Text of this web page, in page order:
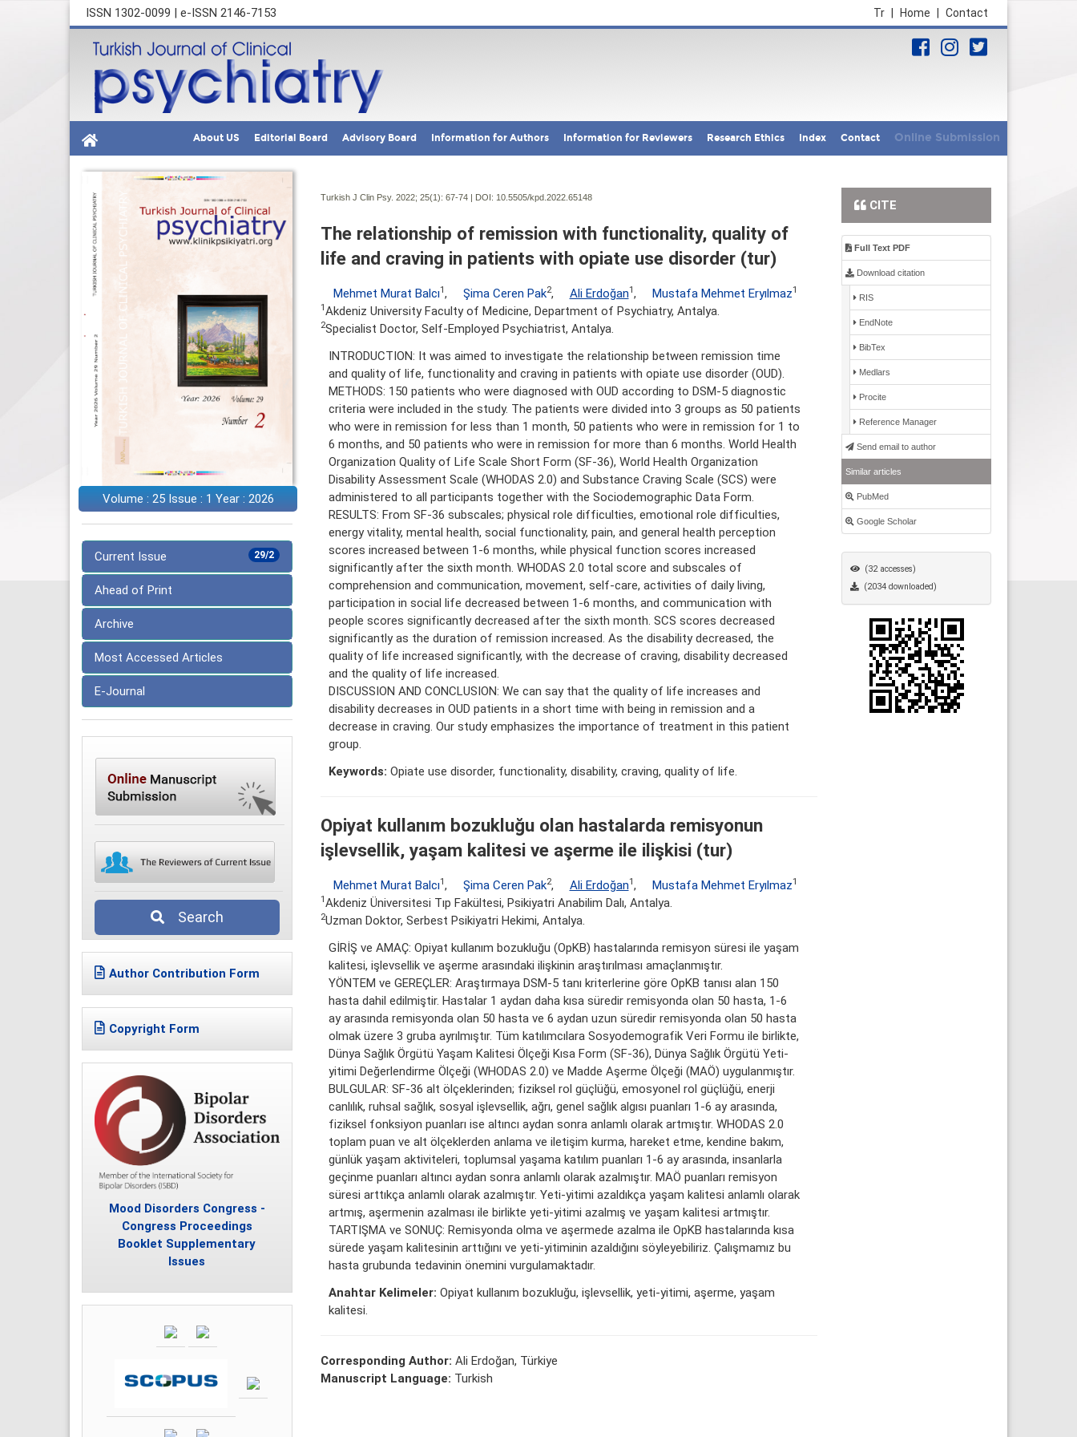
ISSN 1302-0099 | e-ISSN 2146-7153 Contact
Home
Tr
About US Editorial Board Advisory Board Information for Authors Information for Reviewers Research Ethics Index Contact Online Submission
Volume : 25 Issue : 1 Year : 2026
29/2
Current Issue
Ahead of Print
Archive
Most Accessed Articles
E-Journal
Search
Author Contribution Form
Copyright Form
Mood Disorders Congress -
Congress Proceedings
Booklet Supplementary
Issues
Turkish J Clin Psy. 2022; 25(1): 67-74 | DOI: 10.5505/kpd.2022.65148
The relationship of remission with functionality, quality of
life and craving in patients with opiate use disorder (tur)
Mehmet Murat Balcı1 , Şima Ceren Pak2, Ali Erdoğan1 , Mustafa Mehmet Eryılmaz1
1 Akdeniz University Faculty of Medicine, Department of Psychiatry, Antalya.
2Specialist Doctor, Self-Employed Psychiatrist, Antalya.
INTRODUCTION: It was aimed to investigate the relationship between remission time
and quality of life, functionality and craving in patients with opiate use disorder (OUD).
METHODS: 150 patients who were diagnosed with OUD according to DSM-5 diagnostic
criteria were included in the study. The patients were divided into 3 groups as 50 patients
who were in remission for less than 1 month, 50 patients who were in remission for 1 to
6 months, and 50 patients who were in remission for more than 6 months. World Health
Organization Quality of Life Scale Short Form (SF-36), World Health Organization
Disability Assessment Scale (WHODAS 2.0) and Substance Craving Scale (SCS) were
administered to all participants together with the Sociodemographic Data Form.
RESULTS: From SF-36 subscales; physical role difficulties, emotional role difficulties,
energy vitality, mental health, social functionality, pain, and general health perception
scores increased between 1-6 months, while physical function scores increased
significantly after the sixth month. WHODAS 2.0 total score and subscales of
comprehension and communication, movement, self-care, activities of daily living,
participation in social life decreased between 1-6 months, and communication with
people scores significantly decreased after the sixth month. SCS scores decreased
significantly as the duration of remission increased. As the disability decreased, the
quality of life increased significantly, with the decrease of craving, disability decreased
and the quality of life increased.
DISCUSSION AND CONCLUSION: We can say that the quality of life increases and
disability decreases in OUD patients in a short time with being in remission and a
decrease in craving. Our study emphasizes the importance of treatment in this patient
group.
Keywords: Opiate use disorder, functionality, disability, craving, quality of life.
Opiyat kullanım bozukluğu olan hastalarda remisyonun
işlevsellik, yaşam kalitesi ve aşerme ile ilişkisi (tur)
Mehmet Murat Balcı1, Şima Ceren Pak2, Ali Erdoğan1, Mustafa Mehmet Eryılmaz1
1Akdeniz Üniversitesi Tıp Fakültesi, Psikiyatri Anabilim Dalı, Antalya.
2Uzman Doktor, Serbest Psikiyatri Hekimi, Antalya.
GİRİŞ ve AMAÇ: Opiyat kullanım bozukluğu (OpKB) hastalarında remisyon süresi ile yaşam
kalitesi, işlevsellik ve aşerme arasındaki ilişkinin araştırılması amaçlanmıştır.
YÖNTEM ve GEREÇLER: Araştırmaya DSM-5 tanı kriterlerine göre OpKB tanısı alan 150
hasta dahil edilmiştir. Hastalar 1 aydan daha kısa süredir remisyonda olan 50 hasta, 1-6
ay arasında remisyonda olan 50 hasta ve 6 aydan uzun süredir remisyonda olan 50 hasta
olmak üzere 3 gruba ayrılmıştır. Tüm katılımcılara Sosyodemografik Veri Formu ile birlikte,
Dünya Sağlık Örgütü Yaşam Kalitesi Ölçeği Kısa Form (SF-36), Dünya Sağlık Örgütü Yeti-
yitimi Değerlendirme Ölçeği (WHODAS 2.0) ve Madde Aşerme Ölçeği (MAÖ) uygulanmıştır.
BULGULAR: SF-36 alt ölçeklerinden; fiziksel rol güçlüğü, emosyonel rol güçlüğü, enerji
canlılık, ruhsal sağlık, sosyal işlevsellik, ağrı, genel sağlık algısı puanları 1-6 ay arasında,
fiziksel fonksiyon puanları ise altıncı aydan sonra anlamlı olarak artmıştır. WHODAS 2.0
toplam puan ve alt ölçeklerden anlama ve iletişim kurma, hareket etme, kendine bakım,
günlük yaşam aktiviteleri, toplumsal yaşama katılım puanları 1-6 ay arasında, insanlarla
geçinme puanları altıncı aydan sonra anlamlı olarak azalmıştır. MAÖ puanları remisyon
süresi arttıkça anlamlı olarak azalmıştır. Yeti-yitimi azaldıkça yaşam kalitesi anlamlı olarak
artmış, aşermenin azalması ile birlikte yeti-yitimi azalmış ve yaşam kalitesi artmıştır.
TARTIŞMA ve SONUÇ: Remisyonda olma ve aşermede azalma ile OpKB hastalarında kısa
sürede yaşam kalitesinin arttığını ve yeti-yitiminin azaldığını söyleyebiliriz. Çalışmamız bu
hasta grubunda tedavinin önemini vurgulamaktadır.
Anahtar Kelimeler: Opiyat kullanım bozukluğu, işlevsellik, yeti-yitimi, aşerme, yaşam
kalitesi.
Corresponding Author: Ali Erdoğan, Türkiye
Manuscript Language: Turkish
CITE
Full Text PDF
Download citation
RIS
EndNote
BibTex
Medlars
Procite
Reference Manager
Send email to author
Similar articles
PubMed
Google Scholar
(32 accesses)
(2034 downloaded)